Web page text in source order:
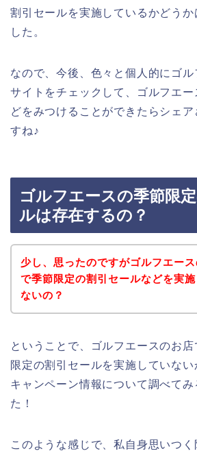
割引セールを実施しているかどう
した。
なので、今後、色々と個人的にゴ
サイトをチェックして、ゴルフエ
どをみつけることができたらシェア
すね♪
ゴルフエースの季節限
ルは存在するの？
少し、思ったのですがゴルフエー
で季節限定の割引セールなどを実
ないの？
ということで、ゴルフエースのお
限定の割引セールを実施していな
キャンペーン情報について調べてみ
た！
このような感じで、私自身思いつ